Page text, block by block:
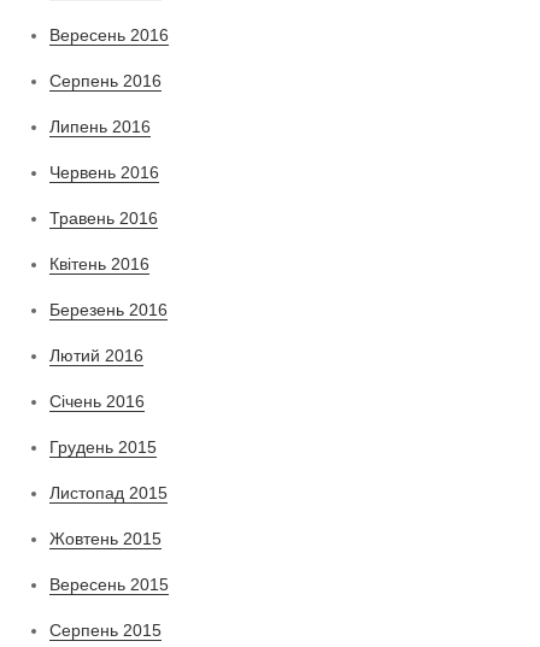
Вересень 2016
Серпень 2016
Липень 2016
Червень 2016
Травень 2016
Квітень 2016
Березень 2016
Лютий 2016
Січень 2016
Грудень 2015
Листопад 2015
Жовтень 2015
Вересень 2015
Серпень 2015